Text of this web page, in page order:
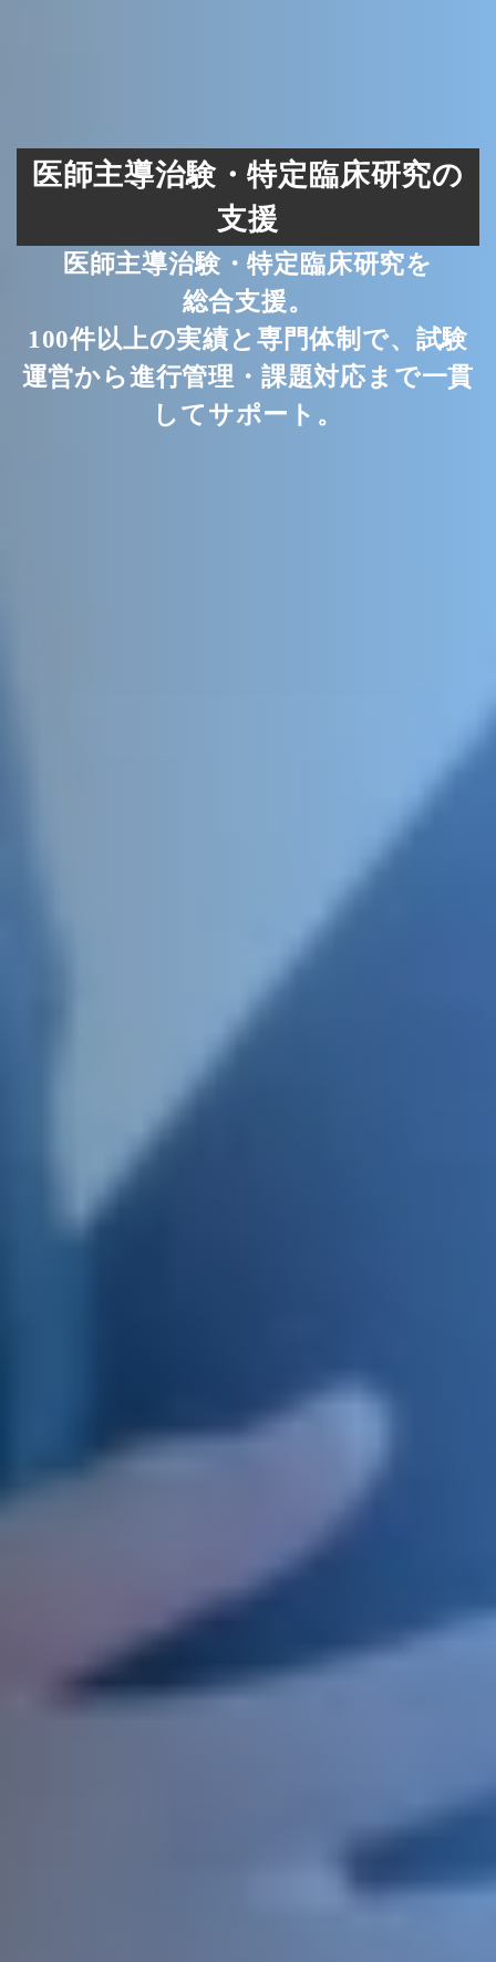
医師主導治験・特定臨床研究の
支援
医師主導治験・特定臨床研究を
総合支援。
100件以上の実績と専門体制で、試験
運営から進行管理・課題対応まで一貫
してサポート。